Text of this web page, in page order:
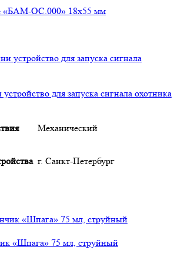
«БАМ-ОС.000» 18х55 мм
для запуска сигнала охотника
Механический
г. Санкт-Петербург
«Шпага» 75 мл, струйный